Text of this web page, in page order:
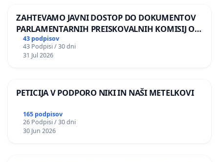
ZAHTEVAMO JAVNI DOSTOP DO DOKUMENTOV
PARLAMENTARNIH PREISKOVALNIH KOMISIJ O
ILEGALNI TRGOVINI Z OROŽJEM
43 podpisov
43 Podpisi / 30 dni
31 Jul 2026
PETICIJA V PODPORO NIKI IN NAŠI METELKOVI
165 podpisov
26 Podpisi / 30 dni
30 Jun 2026